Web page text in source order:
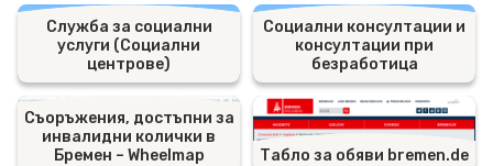
Служба за социални
услуги (Социални
центрове)
Социални консултации и
консултации при
безработица
Съоръжения, достъпни за
инвалидни колички в
Бремен – Wheelmap
Табло за обяви bremen.de